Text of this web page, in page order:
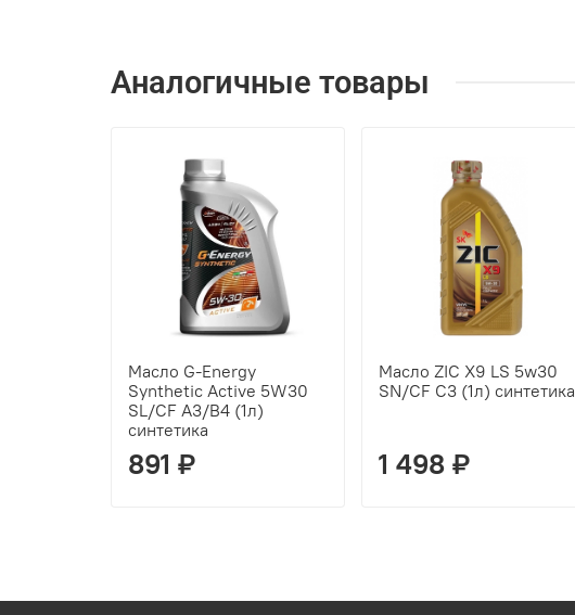
Аналогичные товары
Масло G-Energy
Synthetic Active 5W30
SL/CF A3/B4 (1л)
синтетика
891 ₽
Масло ZIC X9 LS 5w30
SN/CF C3 (1л) синтетика
1 498 ₽